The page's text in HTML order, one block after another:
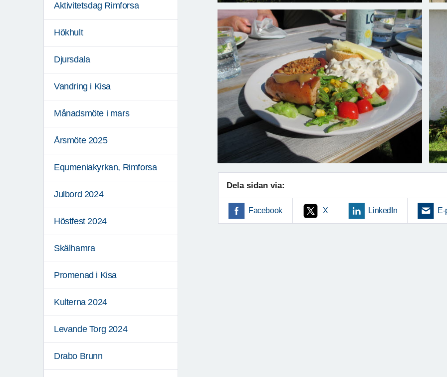
Aktivitetsdag Rimforsa
Hökhult
Djursdala
Vandring i Kisa
Månadsmöte i mars
Årsmöte 2025
Equmeniakyrkan, Rimforsa
Julbord 2024
Höstfest 2024
Skälhamra
Promenad i Kisa
Kulterna 2024
Levande Torg 2024
Drabo Brunn
Dela sidan via:
Facebook X LinkedIn